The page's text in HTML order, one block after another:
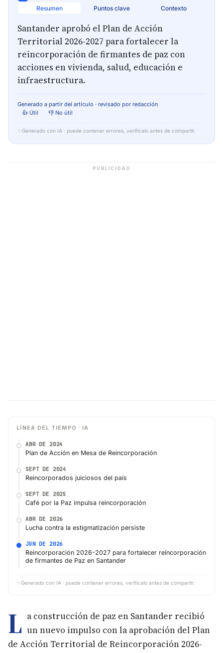
Resumen Puntos clave Contexto
Santander aprobó el Plan de Acción
Territorial 2026-2027 para fortalecer la
reincorporación de firmantes de paz con
acciones en vivienda, salud, educación e
infraestructura.
Generado a partir del artículo · revisado por redacción
👍 Útil
👎 No útil
✨ Generado con IA · puede contener errores, verifícalo antes de compartir.
PUBLICIDAD
LÍNEA DEL TIEMPO · IA
ABR DE 2024
Plan de Acción en Mesa de Reincorporación
SEPT DE 2024
Reincorporados juiciosos del país
SEPT DE 2025
Café por la Paz impulsa reincorporación
ABR DE 2026
Lucha contra la estigmatización persiste
JUN DE 2026
Reincorporación 2026-2027 para fortalecer reincorporación
de firmantes de Paz en Santander
✨ Generado con IA · puede contener errores, verifícalo antes de compartir.
L a construcción de paz en Santander recibió
un nuevo impulso con la aprobación del Plan
de Acción Territorial de Reincorporación 2026-